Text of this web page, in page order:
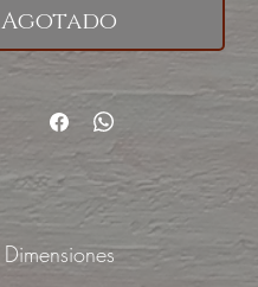
Agotado
Dimensiones